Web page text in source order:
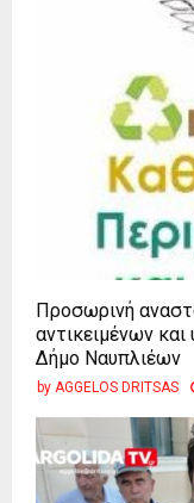
Προσωρινή
αντικειμένων
Δήμο Ναυπλιέων
by AGGELOS DRITSAS